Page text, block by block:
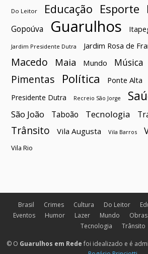
Do Leitor Educação Esporte
Gopoúva Guarulhos
Jardim Presidente Dutra Jardim Rosa de
Macedo
Maia Mundo Música
Pimentas Política Ponte Alta
Presidente Dutra Recreio São Jorge
São João Taboão Tecnologia
Trânsito Vila Augusta Vila Barros
Vila Rio
Brasil Crimes Cultura Do Leitor
Eventos
Humor Lazer Mundo Obras
Tecnologia
Trânsito
© O Guarulhos em Rede foi idealizado e é